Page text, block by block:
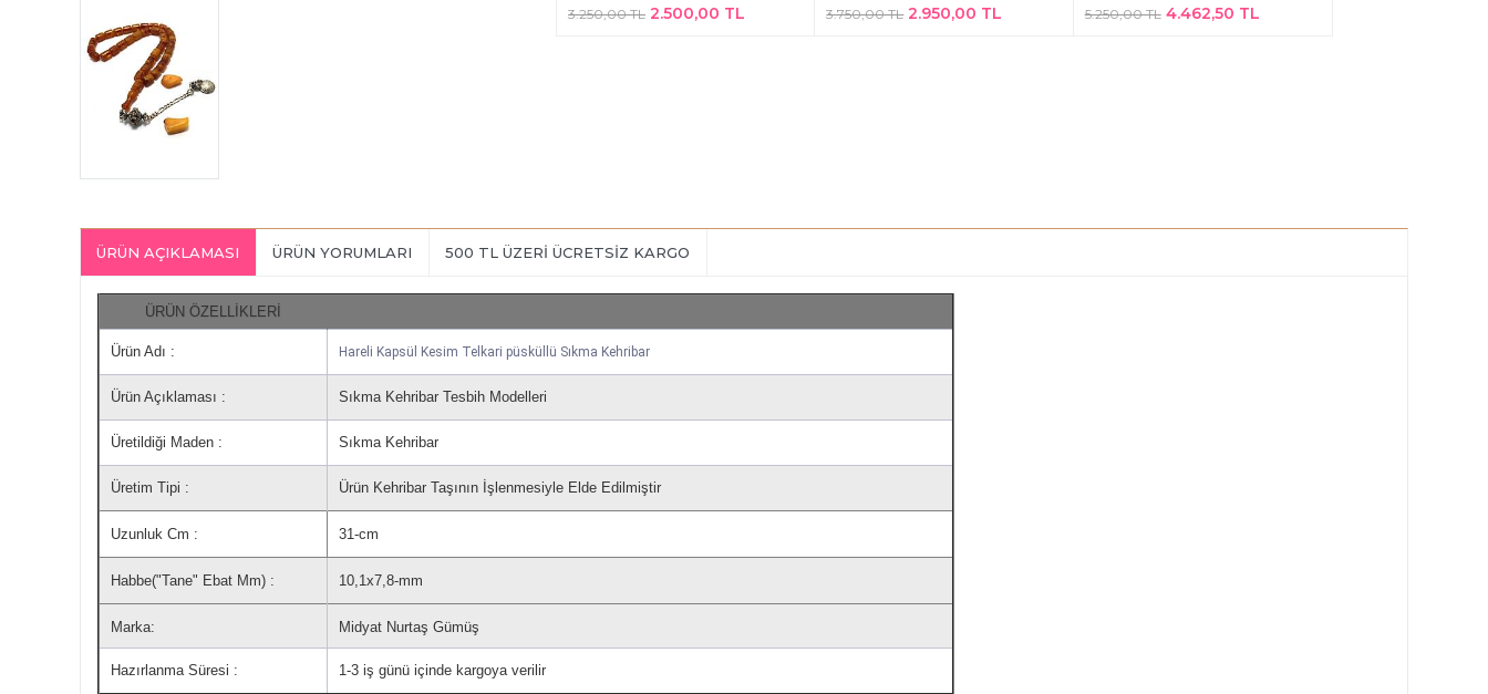
3.250,00 TL 2.500,00 TL
3.750,00 TL 2.950,00 TL
5.250,00 TL 4.462,50 TL
ÜRÜN AÇIKLAMASI ÜRÜN YORUMLARI 500 TL ÜZERİ ÜCRETSİZ KARGO
ÜRÜN ÖZELLİKLERİ
Ürün Adı : Hareli Kapsül Kesim Telkari püsküllü Sıkma Kehribar
Ürün Açıklaması : Sıkma Kehribar Tesbih Modelleri
Üretildiği Maden : Sıkma Kehribar
Üretim Tipi : Ürün Kehribar Taşının İşlenmesiyle Elde Edilmiştir
Uzunluk Cm : 31-cm
Habbe("Tane" Ebat Mm) : 10,1x7,8-mm
Marka: Midyat Nurtaş Gümüş
Hazırlanma Süresi : 1-3 iş günü içinde kargoya verilir